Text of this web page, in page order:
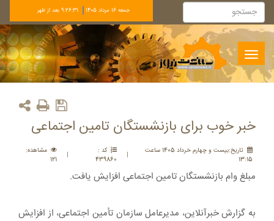
جمعه 16 مرداد 1405 9:26:31 بعد از ظهر
Toggle
navigation
خبر خوب برای بازنشستگان تامین اجتماعی
تاريخ:بيست و چهارم خرداد 1405 ساعت
13:15
|
کد :
439860
|
مشاهده:
121
مبلغ وام بازنشستگان تامین اجتماعی افزایش یافت.
به گزارش خبرآنلاین، مدیرعامل سازمان تأمین اجتماعی، از افزایش